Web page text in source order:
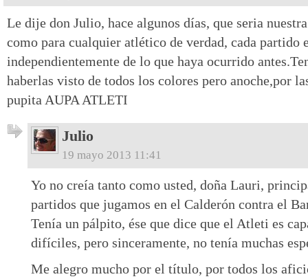
Le dije don Julio, hace algunos días, que seria
como para cualquier atlético de verdad, cada partido
independientemente de lo que haya ocurrido
haberlas visto de todos los colores pero anoche,por
pupita AUPA ATLETI
Julio
19 mayo 2013 11:41
Yo no creía tanto como usted, doña Lauri,
partidos que jugamos en el Calderón contra el
Tenía un pálpito, ése que dice que el Atleti es
difíciles, pero sinceramente, no tenía muchas
Me alegro mucho por el título, por todos los